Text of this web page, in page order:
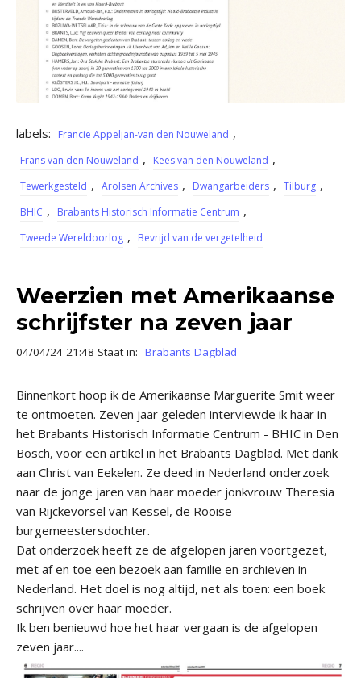
labels: Francie Appeljan-van den Nouweland ,
Frans van den Nouweland , Kees van den Nouweland ,
Tewerkgesteld , Arolsen Archives , Dwangarbeiders , Tilburg ,
BHIC , Brabants Historisch Informatie Centrum ,
Tweede Wereldoorlog , Bevrijd van de vergetelheid
Weerzien met Amerikaanse
schrijfster na zeven jaar
04/04/24 21:48 Staat in: Brabants Dagblad
Binnenkort hoop ik de Amerikaanse Marguerite Smit weer
te ontmoeten. Zeven jaar geleden interviewde ik haar in
het Brabants Historisch Informatie Centrum - BHIC in Den
Bosch, voor een artikel in het Brabants Dagblad. Met dank
aan Christ van Eekelen. Ze deed in Nederland onderzoek
naar de jonge jaren van haar moeder jonkvrouw Theresia
van Rijckevorsel van Kessel, de Rooise
burgemeestersdochter.
Dat onderzoek heeft ze de afgelopen jaren voortgezet,
met af en toe een bezoek aan familie en archieven in
Nederland. Het doel is nog altijd, net als toen: een boek
schrijven over haar moeder.
Ik ben benieuwd hoe het haar vergaan is de afgelopen
zeven jaar....